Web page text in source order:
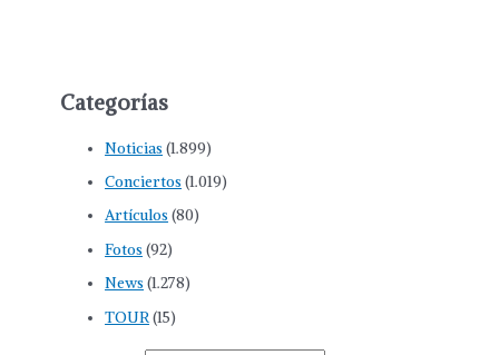
Categorías
Noticias (1.899)
Conciertos (1.019)
Artículos (80)
Fotos (92)
News (1.278)
TOUR(15)